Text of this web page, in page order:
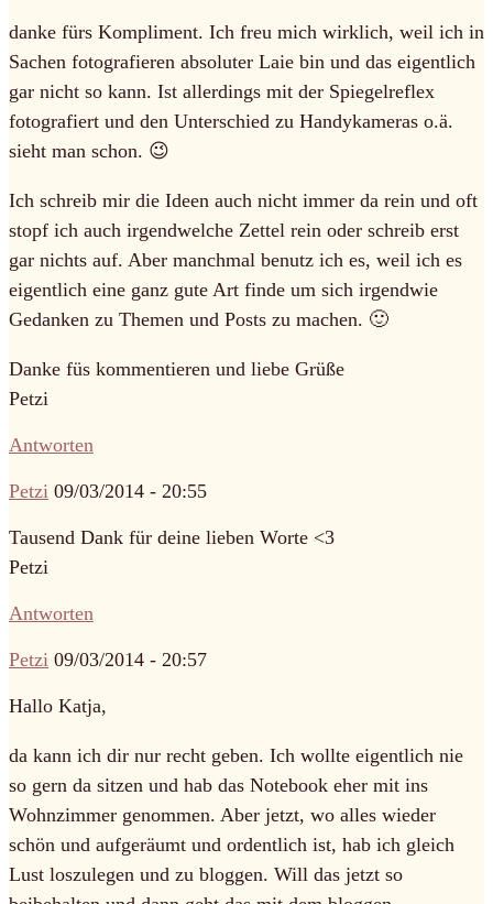
danke fürs Kompliment. Ich freu mich wirklich, weil ich in
Sachen fotografieren absoluter Laie bin und das eigentlich
gar nicht so kann. Ist allerdings mit der Spiegelreflex
fotografiert und den Unterschied zu Handykameras o.ä.
sieht man schon. 😉
Ich schreib mir die Ideen auch nicht immer da rein und oft
stopf ich auch irgendwelche Zettel rein oder schreib erst
gar nichts auf. Aber manchmal benutz ich es, weil ich es
eigentlich eine ganz gute Art finde um sich irgendwie
Gedanken zu Themen und Posts zu machen. 🙂
Danke füs kommentieren und liebe Grüße
Petzi
Antworten
Petzi 09/03/2014 - 20:55
Tausend Dank für deine lieben Worte <3
Petzi
Antworten
Petzi 09/03/2014 - 20:57
Hallo Katja,
da kann ich dir nur recht geben. Ich wollte eigentlich nie
so gern da sitzen und hab das Notebook eher mit ins
Wohnzimmer genommen. Aber jetzt, wo alles wieder
schön und aufgeräumt und ordentlich ist, hab ich gleich
Lust loszulegen und zu bloggen. Will das jetzt so